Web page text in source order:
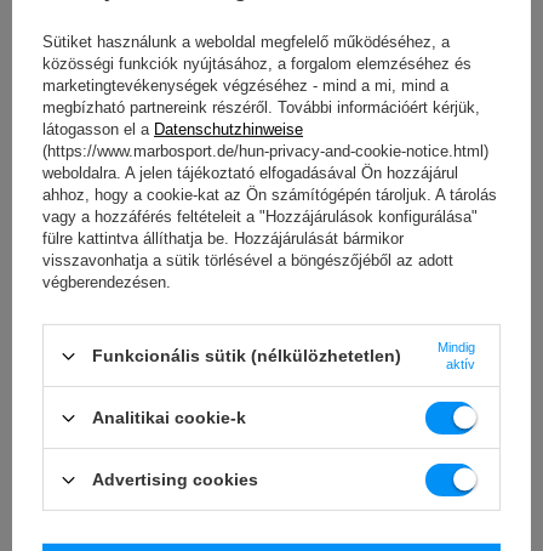
1:1 áttételi arány
kilogramm emelési erőnek felel meg.
áttételek vagy erőcsökkentés nélkül.
terhelésadagolás és a maximális hatékonyság. Ez az
áttétel hűen tükrözi az izommunkát, és különösen
rehabilitációhoz.
Sütiket használunk a weboldal megfelelő működéséhez, a
közösségi funkciók nyújtásához, a forgalom elemzéséhez és
marketingtevékenységek végzéséhez - mind a mi, mind a
megbízható partnereink részéről. További információért kérjük,
látogasson el a Datenschutzhinweise
(https://www.marbosport.de/hun-privacy-and-cookie-notice.html)
weboldalra. A jelen tájékoztató elfogadásával Ön hozzájárul
ahhoz, hogy a cookie-kat az Ön számítógépén tároljuk. A tárolás
vagy a hozzáférés feltételeit a "Hozzájárulások konfigurálása"
fülre kattintva állíthatja be. Hozzájárulását bármikor
visszavonhatja a sütik törlésével a böngészőjéből az adott
végberendezésen.
Funkcionális sütik (nélkülözhetetlen)
Mindig
aktív
Analitikai cookie-k
Advertising cookies